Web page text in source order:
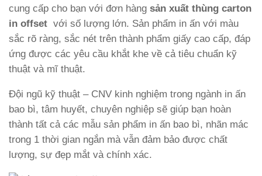
cung cấp cho bạn với đơn hàng sản xuất thùng carton
in offset với số lượng lớn. Sản phẩm in ấn với màu
sắc rõ ràng, sắc nét trên thành phẩm giấy cao cấp, đáp
ứng được các yêu cầu khắt khe về cả tiêu chuẩn kỹ
thuật và mĩ thuật.
Đội ngũ kỹ thuật – CNV kinh nghiệm trong ngành in ấn
bao bì, tâm huyết, chuyên nghiệp sẽ giúp bạn hoàn
thành tất cả các mẫu sản phẩm in ấn bao bì, nhãn mác
trong 1 thời gian ngắn mà vẫn đảm bảo được chất
lượng, sự đẹp mắt và chính xác.